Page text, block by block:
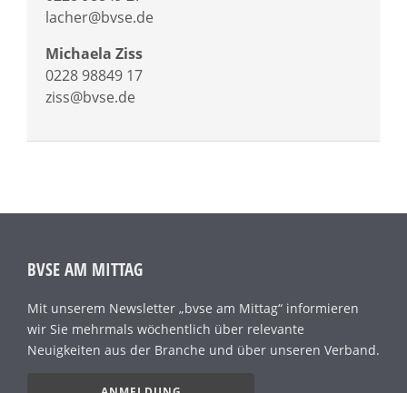
lacher@bvse.de
Michaela Ziss
0228 98849 17
ziss@bvse.de
BVSE AM MITTAG
Mit unserem Newsletter „bvse am Mittag“ informieren
wir Sie mehrmals wöchentlich über relevante
Neuigkeiten aus der Branche und über unseren Verband.